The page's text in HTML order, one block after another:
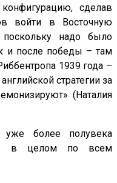
сделав
войти в Восточную
надо было
и после победы – там
1939 года –
стратегии за
(Наталия
уже более полувека
в целом по всем